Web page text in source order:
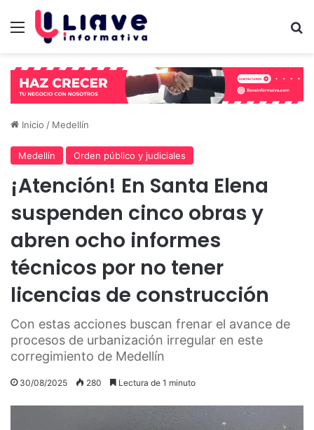
Menú
Inicio / Medellín
Medellín Orden público y judiciales
¡Atención! En Santa Elena
suspenden cinco obras y
abren ocho informes
técnicos por no tener
licencias de construcción
Con estas acciones buscan frenar el avance de
procesos de urbanización irregular en este
corregimiento de Medellín
30/08/2025 280 Lectura de 1 minuto